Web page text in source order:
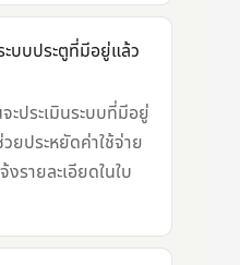
บบประตูที่มีอยู่แล้ว
ประเมินระบบที่มีอยู่
ยประหยัดค่าใช้จ่าย
รายละเอียดในใบ